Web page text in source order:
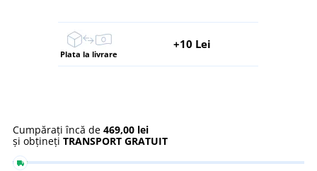
Plata la livrare
+10 Lei
Cumpărați încă de 469,00 lei
și obțineți TRANSPORT GRATUIT